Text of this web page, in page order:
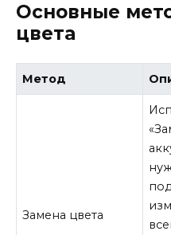
Основные
цвета
Метод
Замена цвета